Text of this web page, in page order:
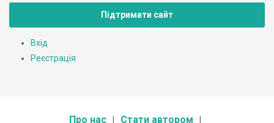
Підтримати сайт
Вхід
Реєстрація
Про нас Стати автором